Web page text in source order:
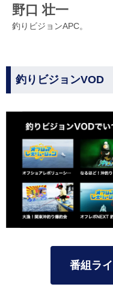
野口 壮一
釣りビジョンAPC。
釣りビジョンVOD
番組ラ